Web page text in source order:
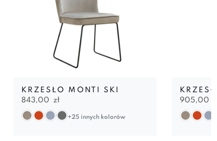
KRZESŁO MONTI SKI
843,00 zł
+25 innych kolorów
905,00